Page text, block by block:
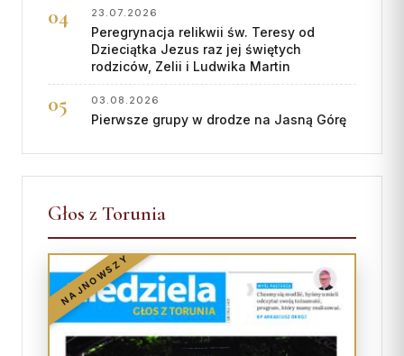
23.07.2026
Peregrynacja relikwii św. Teresy od
Dzieciątka Jezus raz jej świętych
rodziców, Zelii i Ludwika Martin
03.08.2026
Pierwsze grupy w drodze na Jasną Górę
Głos z Torunia
NAJNOWSZY